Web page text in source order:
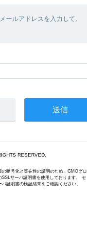
ールアドレスを入力して、
RESERVED.
の暗号化と実在性の証明のため、GMOグロ
SSLサーバ証明書を使用しております。 セ
証明書の検証結果をご確認ください。